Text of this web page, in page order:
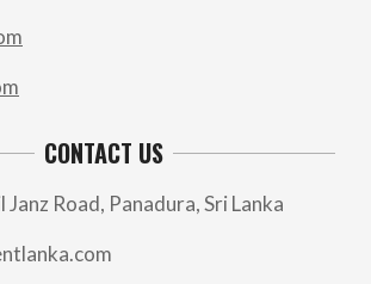
CONTACT US
Road, Panadura, Sri Lanka